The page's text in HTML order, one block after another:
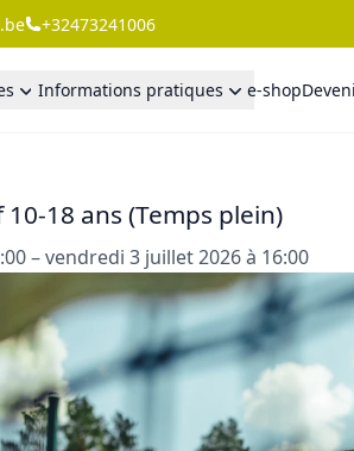
+32473241006
Informations pratiques e-shop
18 ans (Temps plein)
– vendredi 3 juillet 2026 à 16:00